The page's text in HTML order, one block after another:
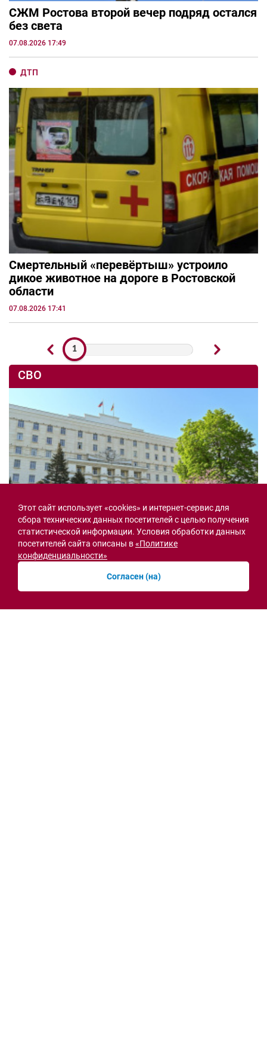
СЖМ Ростова второй вечер подряд остался
без света
07.08.2026 17:49
ДТП
Смертельный «перевёртыш» устроило
дикое животное на дороге в Ростовской
области
07.08.2026 17:41
1
СВО
в Ростовской области смогут получить
земельный участок
30.07.2026 13:05
Этот сайт использует «cookies» и интернет-сервис для
сбора технических данных посетителей с целью получения
статистической информации. Условия обработки данных
посетителей сайта описаны в«Политике
конфиденциальности»
Согласен (на)